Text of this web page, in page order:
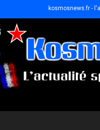
kosmosnews.fr -